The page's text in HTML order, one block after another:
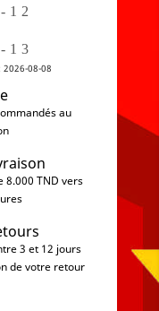
08-08
au
8.000 TND vers
3 et 12 jours
de votre retour